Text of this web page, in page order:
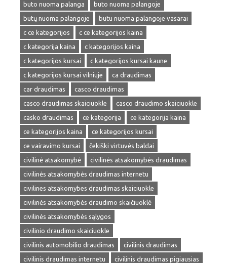
buto nuoma palanga
buto nuoma palangoje
butų nuoma palangoje
butu nuoma palangoje vasarai
c ce kategorijos
c ce kategorijos kaina
c kategorija kaina
c kategorijos kaina
c kategorijos kursai
c kategorijos kursai kaune
c kategorijos kursai vilniuje
ca draudimas
car draudimas
casco draudimas
casco draudimas skaiciuokle
casco draudimo skaiciuokle
casko draudimas
ce kategorija
ce kategorija kaina
ce kategorijos kaina
ce kategorijos kursai
ce vairavimo kursai
čekiški virtuvės baldai
civilinė atsakomybė
civilinės atsakomybės draudimas
civilinės atsakomybės draudimas internetu
civilines atsakomybes draudimas skaiciuokle
civilinės atsakomybės draudimo skaičiuoklė
civilinės atsakomybės sąlygos
civilinio draudimo skaiciuokle
civilinis automobilio draudimas
civilinis draudimas
civilinis draudimas internetu
civilinis draudimas pigiausias